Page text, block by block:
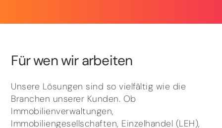
Für wen wir arbeiten
Unsere Lösungen sind so vielfältig wie die
Branchen unserer Kunden. Ob
Immobilienverwaltungen,
Immobiliengesellschaften, Einzelhandel (LEH),